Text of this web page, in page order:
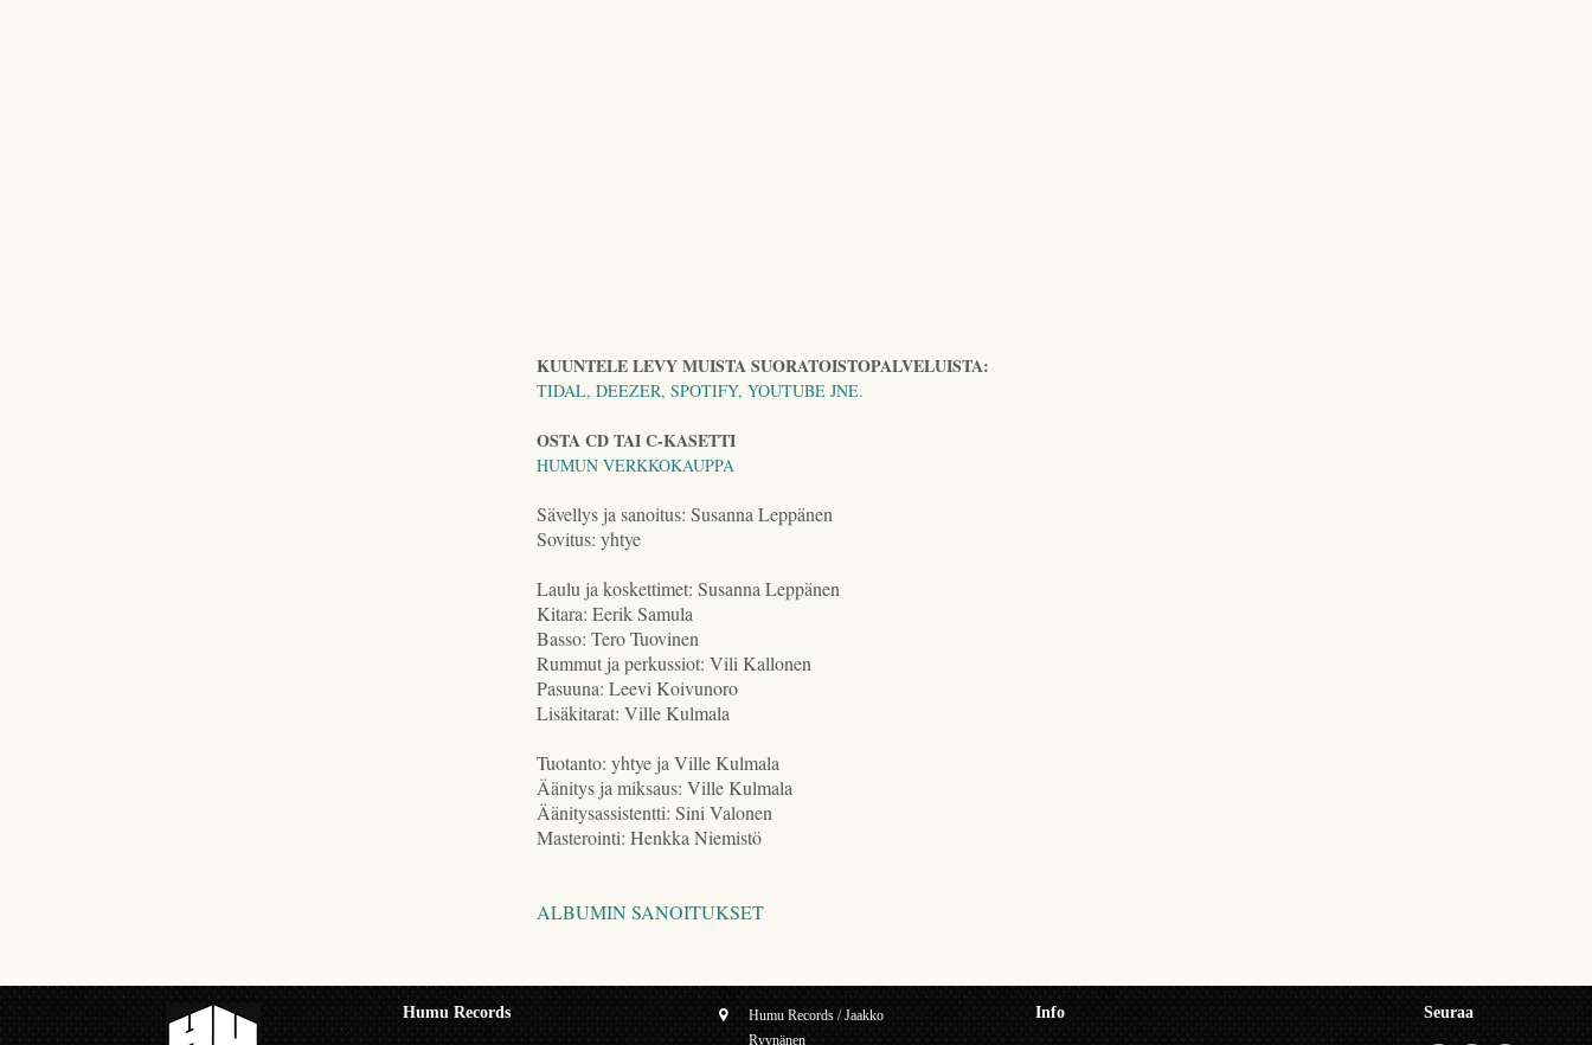
KUUNTELE LEVY MUISTA SUORATOISTOPALVELUISTA:
TIDAL, DEEZER, SPOTIFY, YOUTUBE JNE.
OSTA CD TAI C-KASETTI
HUMUN VERKKOKAUPPA
Sävellys ja sanoitus: Susanna Leppänen
Sovitus: yhtye
Laulu ja koskettimet: Susanna Leppänen
Kitara: Eerik Samula
Basso: Tero Tuovinen
Rummut ja perkussiot: Vili Kallonen
Pasuuna: Leevi Koivunoro
Lisäkitarat: Ville Kulmala
Tuotanto: yhtye ja Ville Kulmala
Äänitys ja miksaus: Ville Kulmala
Äänitysassistentti: Sini Valonen
Masterointi: Henkka Niemistö
ALBUMIN SANOITUKSET
Humu Records
Humu Records / Jaakko
Ryynänen
Info Seuraa